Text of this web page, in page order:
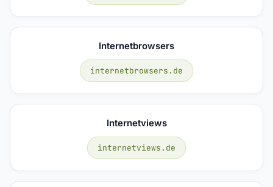
Internetbrowsers
internetbrowsers.de
Internetviews
internetviews.de